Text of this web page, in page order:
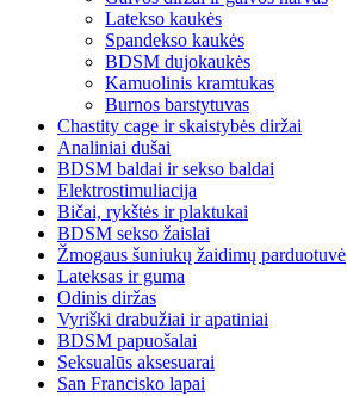
Latekso kaukės
Spandekso kaukės
BDSM dujokaukės
Kamuolinis kramtukas
Burnos barstytuvas
Chastity cage ir skaistybės diržai
Analiniai dušai
BDSM baldai ir sekso baldai
Elektrostimuliacija
Bičai, rykštės ir plaktukai
BDSM sekso žaislai
Žmogaus šuniukų žaidimų parduotuvė
Lateksas ir guma
Odinis diržas
Vyriški drabužiai ir apatiniai
BDSM papuošalai
Seksualūs aksesuarai
San Francisko lapai